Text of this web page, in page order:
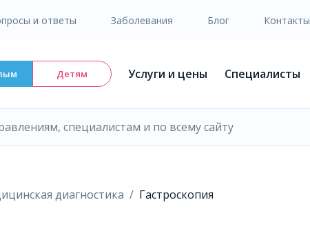
и ответы Заболевания Блог Контакты
Детям Услуги и цены Специалисты
диагностика Гастроскопия